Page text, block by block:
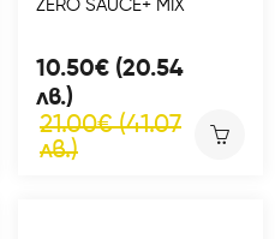
ZERO SAUCE+ MIX
10.50€ (20.54
лв.)
21.00€ (41.07
лв.)